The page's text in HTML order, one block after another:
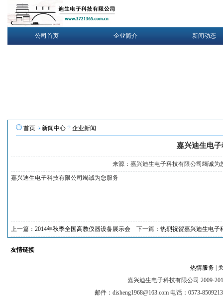
公司首页 企业简介 新闻动态
首页 新闻中心 企业新闻
嘉兴迪生电
来源：嘉兴迪生电子科技有限公司竭诚
嘉兴迪生电子科技有限公司竭诚为您服务
上一篇： 2014年秋季全国高教仪器设备展示会 下一篇： 热烈祝贺嘉兴迪生电子
友情链接
热情服务
嘉兴迪生电子科技有限公司 2009-
邮件：disheng1968@163.com 电话：0573-